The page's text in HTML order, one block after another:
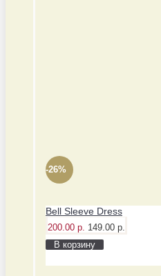
-26%
Bell Sleeve Dress
200.00 р. 149.00 р.
В корзину